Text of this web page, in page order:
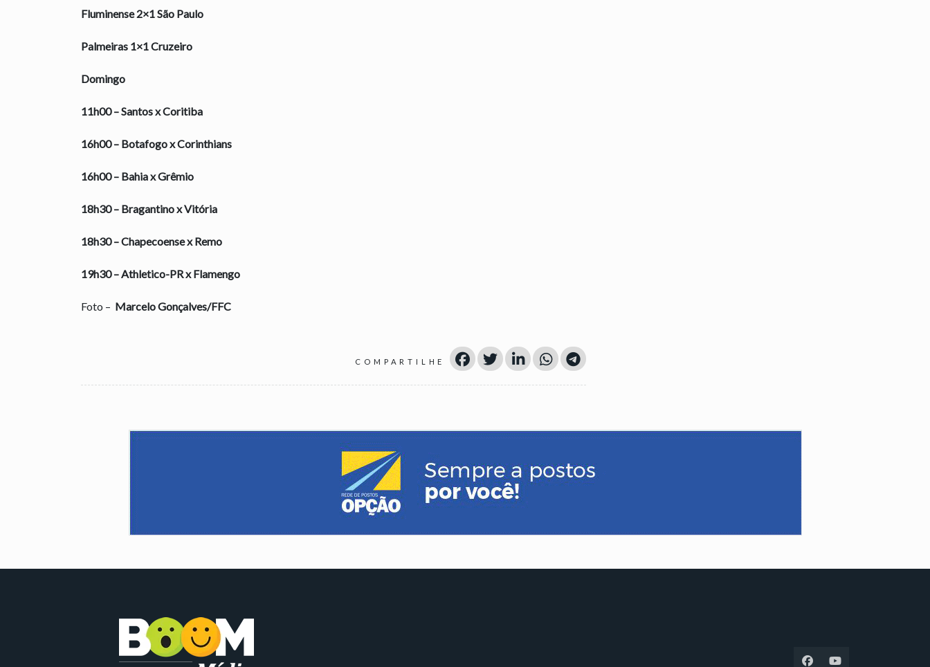
Fluminense 2×1 São Paulo
Palmeiras 1×1 Cruzeiro
Domingo
11h00 – Santos x Coritiba
16h00 – Botafogo x Corinthians
16h00 – Bahia x Grêmio
18h30 – Bragantino x Vitória
18h30 – Chapecoense x Remo
19h30 – Athletico-PR x Flamengo
Foto – Marcelo Gonçalves/FFC
COMPARTILHE